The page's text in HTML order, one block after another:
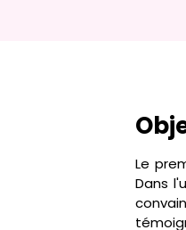
Le
Dans